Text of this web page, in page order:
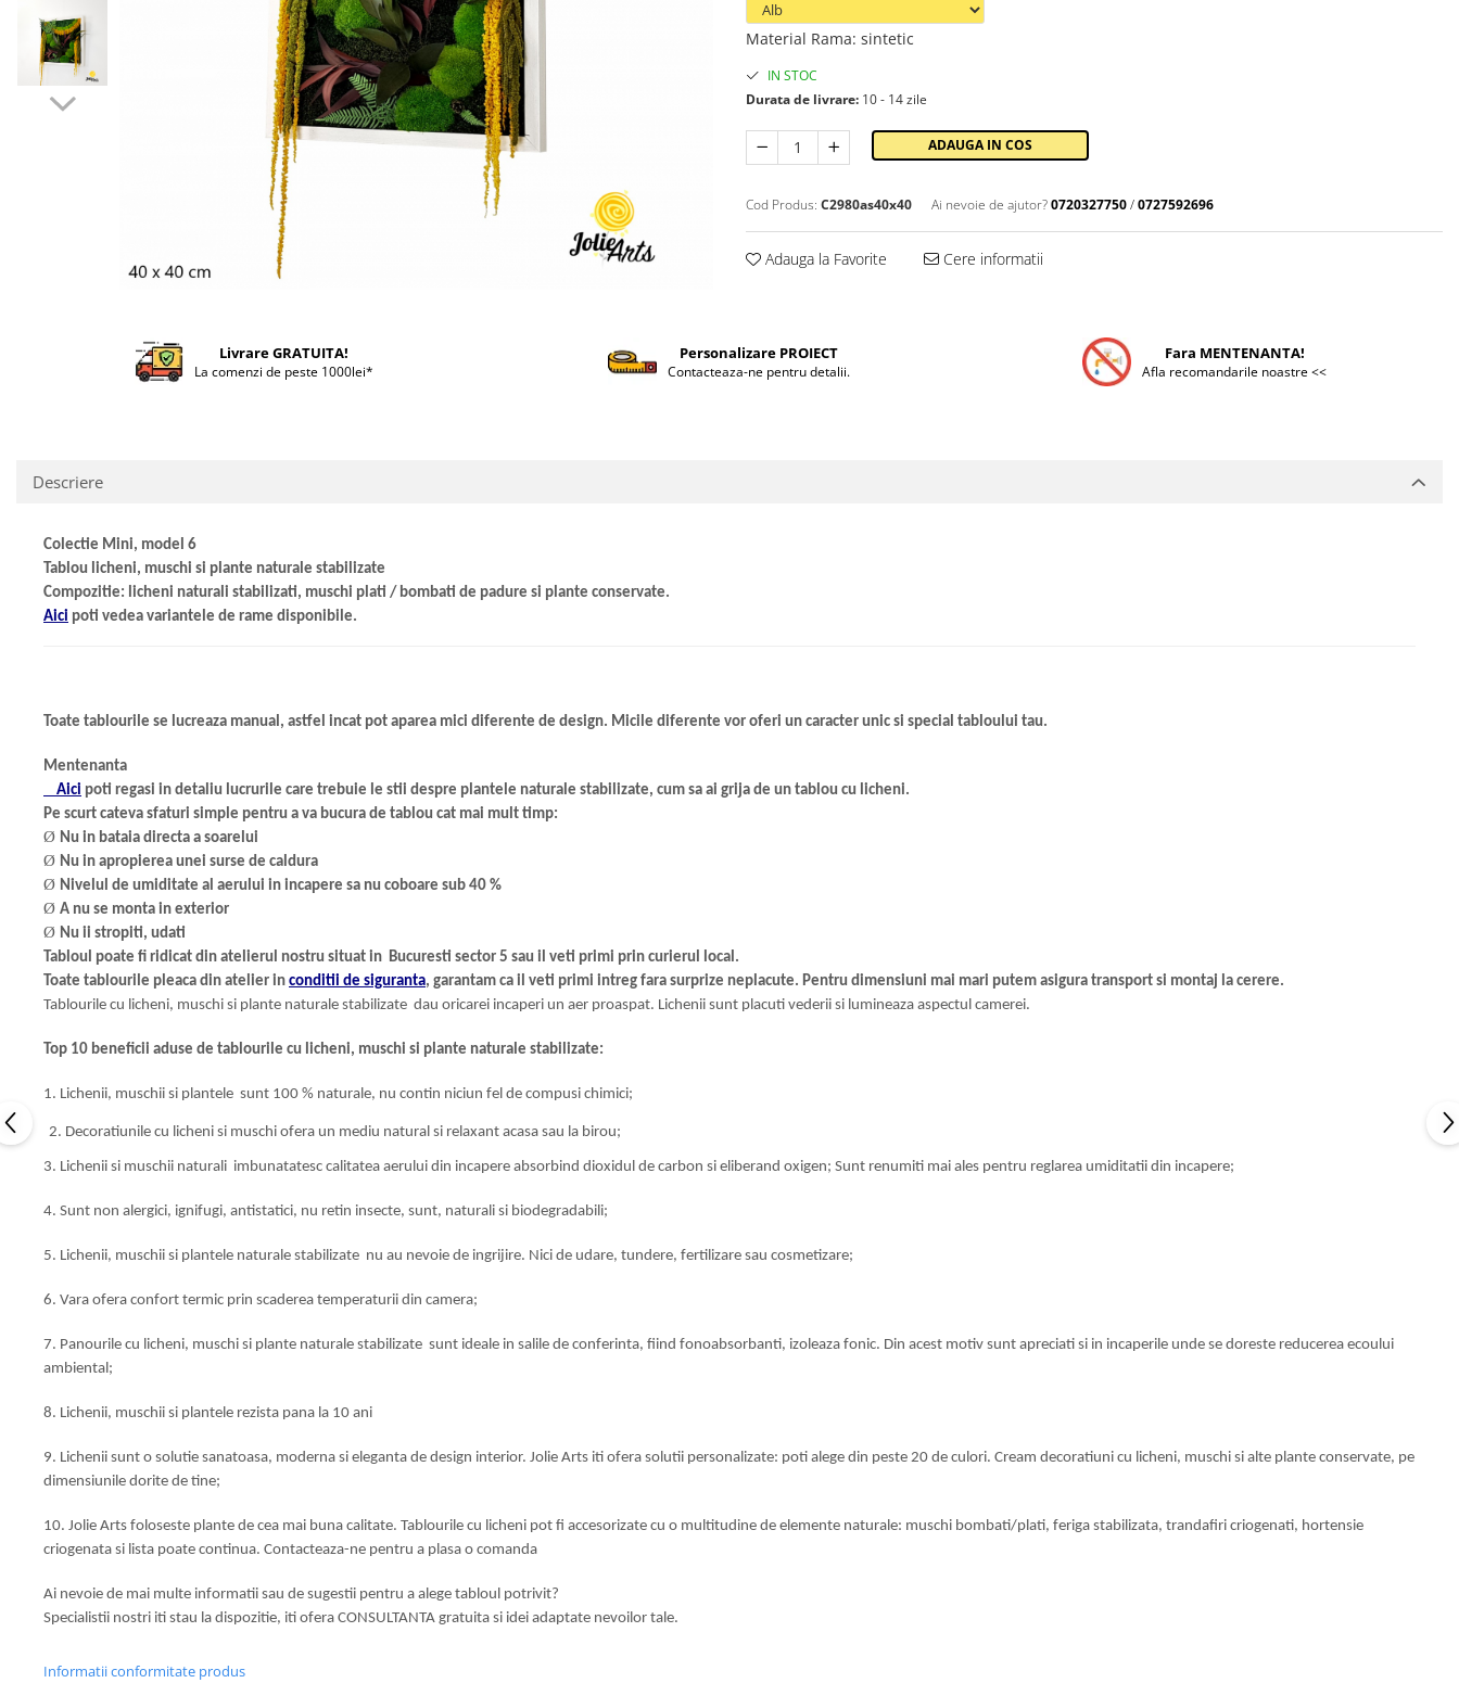
Material Rama: sintetic
IN STOC
Durata de livrare: 10 - 14 zile
ADAUGA IN COS
Cod Produs: C2980as40x40 Ai nevoie de ajutor?0720327750/0727592696
Adauga la Favorite Cere informatii
Livrare GRATUITA!
La comenzi de peste 1000lei*
Personalizare PROIECT
Contacteaza-ne pentru detalii.
Fara MENTENANTA!
Afla recomandarile noastre <<
Descriere
Colectie Mini, model 6
Tablou licheni, muschi si plante naturale stabilizate
Compozitie: licheni naturali stabilizati, muschi plati / bombati de padure si plante conservate.
Aici poti vedea variantele de rame disponibile.
Toate tablourile se lucreaza manual, astfel incat pot aparea mici diferente de design. Micile diferente vor oferi un caracter unic si special tabloului tau.
Mentenanta
Aici poti regasi in detaliu lucrurile care trebuie le stii despre plantele naturale stabilizate, cum sa ai grija de un tablou cu licheni.
Pe scurt cateva sfaturi simple pentru a va bucura de tablou cat mai mult timp:
Ø Nu in bataia directa a soarelui
Ø Nu in apropierea unei surse de caldura
Ø Nivelul de umiditate al aerului in incapere sa nu coboare sub 40 %
Ø A nu se monta in exterior
Ø Nu ii stropiti, udati
Tabloul poate fi ridicat din atelierul nostru situat in Bucuresti sector 5 sau il veti primi prin curierul local.
Toate tablourile pleaca din atelier in conditii de siguranta, garantam ca il veti primi intreg fara surprize neplacute. Pentru dimensiuni mai mari putem asigura transport si montaj la cerere.
Tablourile cu licheni, muschi si plante naturale stabilizate dau oricarei incaperi un aer proaspat. Lichenii sunt placuti vederii si lumineaza aspectul camerei.
Top 10 beneficii aduse de tablourile cu licheni, muschi si plante naturale stabilizate:
1. Lichenii, muschii si plantele sunt 100 % naturale, nu contin niciun fel de compusi chimici;
Decoratiunile cu licheni si muschi ofera un mediu natural si relaxant acasa sau la birou;
3. Lichenii si muschii naturali imbunatatesc calitatea aerului din incapere absorbind dioxidul de carbon si eliberand oxigen; Sunt renumiti mai ales pentru reglarea umiditatii din incapere;
4. Sunt non alergici, ignifugi, antistatici, nu retin insecte, sunt, naturali si biodegradabili;
5. Lichenii, muschii si plantele naturale stabilizate nu au nevoie de ingrijire. Nici de udare, tundere, fertilizare sau cosmetizare;
6. Vara ofera confort termic prin scaderea temperaturii din camera;
7. Panourile cu licheni, muschi si plante naturale stabilizate sunt ideale in salile de conferinta, fiind fonoabsorbanti, izoleaza fonic. Din acest motiv sunt apreciati si in incaperile unde se doreste reducerea ecoului
ambiental;
8. Lichenii, muschii si plantele rezista pana la 10 ani
9. Lichenii sunt o solutie sanatoasa, moderna si eleganta de design interior. Jolie Arts iti ofera solutii personalizate: poti alege din peste 20 de culori. Cream decoratiuni cu licheni, muschi si alte plante conservate, pe
dimensiunile dorite de tine;
10. Jolie Arts foloseste plante de cea mai buna calitate. Tablourile cu licheni pot fi accesorizate cu o multitudine de elemente naturale: muschi bombati/plati, feriga stabilizata, trandafiri criogenati, hortensie
criogenata si lista poate continua. Contacteaza-ne pentru a plasa o comanda
Ai nevoie de mai multe informatii sau de sugestii pentru a alege tabloul potrivit?
Specialistii nostri iti stau la dispozitie, iti ofera CONSULTANTA gratuita si idei adaptate nevoilor tale.
Informatii conformitate produs